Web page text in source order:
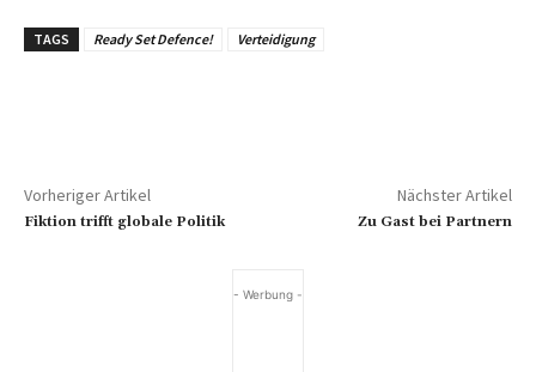
TAGS Ready Set Defence! Verteidigung
Vorheriger Artikel
Fiktion trifft globale Politik
Nächster Artikel
Zu Gast bei Partnern
- Werbung -